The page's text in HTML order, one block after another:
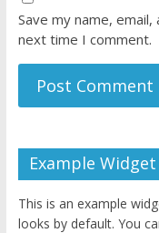
Save my name,
next time I comment.
Example Widget
This is an example
looks by default. You